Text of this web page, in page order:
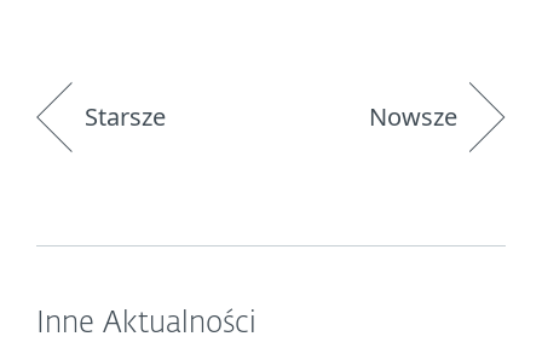
Starsze Nowsze
Inne Aktualności